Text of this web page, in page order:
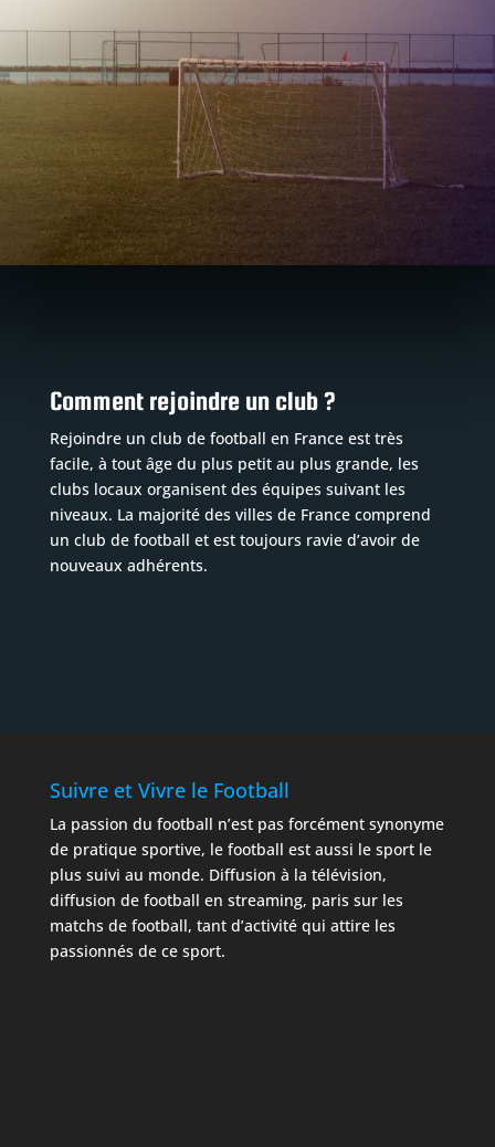
Comment rejoindre un club ?
Rejoindre un club de football en France est très
facile, à tout âge du plus petit au plus grande, les
clubs locaux organisent des équipes suivant les
niveaux. La majorité des villes de France comprend
un club de football et est toujours ravie d’avoir de
nouveaux adhérents.
Suivre et Vivre le Football
La passion du football n’est pas forcément synonyme
de pratique sportive, le football est aussi le sport le
plus suivi au monde. Diffusion à la télévision,
diffusion de football en streaming, paris sur les
matchs de football, tant d’activité qui attire les
passionnés de ce sport.